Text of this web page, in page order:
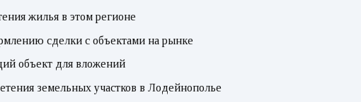
жилья в этом регионе
сделки с объектами на рынке
объект для вложений
земельных участков в Лодейнополье